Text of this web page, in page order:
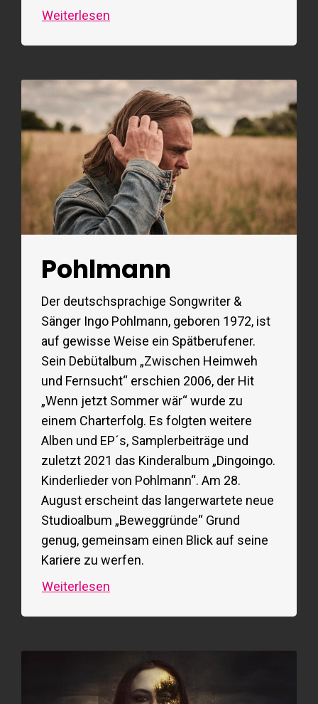
Weiterlesen
Pohlmann
Der deutschsprachige Songwriter &
Sänger Ingo Pohlmann, geboren 1972, ist
auf gewisse Weise ein Spätberufener.
Sein Debütalbum „Zwischen Heimweh
und Fernsucht“ erschien 2006, der Hit
„Wenn jetzt Sommer wär“ wurde zu
einem Charterfolg. Es folgten weitere
Alben und EP´s, Samplerbeiträge und
zuletzt 2021 das Kinderalbum „Dingoingo.
Kinderlieder von Pohlmann“. Am 28.
August erscheint das langerwartete neue
Studioalbum „Beweggründe“ Grund
genug, gemeinsam einen Blick auf seine
Kariere zu werfen.
Weiterlesen